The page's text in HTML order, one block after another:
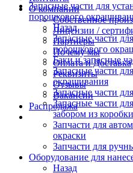
О компании
Собственное
Лицензии /
Партнеры
Почему мы
Оплата и Доставка
Реквизиты
Отзывы
Вакансии
Распродажа
Запасные части для
порошкового
Назад
Запасные части
порошкового
Баки и запасные
Запасные части
окрашивания
Запасные части
Запасные части
забором из коробки
Запчасти для
окраски
Запчасти для
Оборудование для
Назад